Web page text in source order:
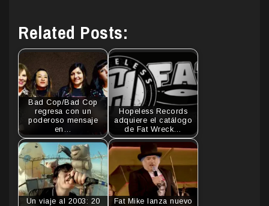
Related Posts:
Bad Cop/Bad Cop
regresa con un
poderoso mensaje
en…
Hopeless Records
adquiere el catálogo
de Fat Wreck…
Un viaje al 2003: 20
Fat Mike lanza nuevo